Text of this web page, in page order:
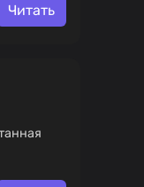
Читать